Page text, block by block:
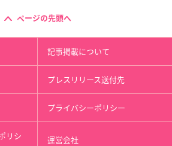
ページの先頭へ
記事掲載について
プレスリリース送付先
プライバシーポリシー
リシ 運営会社